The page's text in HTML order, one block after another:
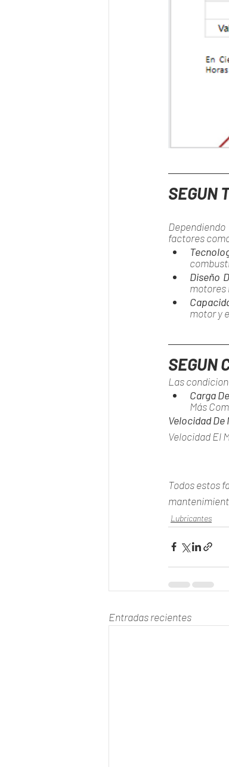
SEGUN
factores
Diseño
motores
motor y
SEGUN
Las
Carga
Más
Velocidad De
Velocidad El
Todos estos
Lubricantes
Entradas recientes